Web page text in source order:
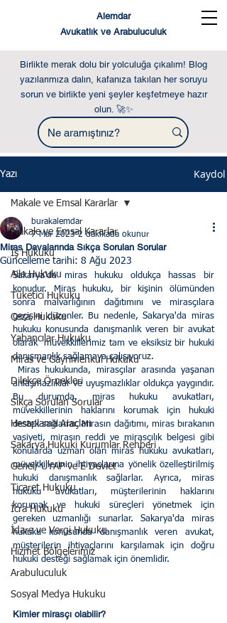
Alemdar
Avukatlık ve Arabuluculuk
Birlikte merak dolu bir yolculuğa çıkalım! Blog
yazılarımıza dalın, kafanıza takılan her soruyu
sorun ve birlikte yeni şeyler keşfetmeye hazır
olun. 🚀✨
Yazı Kaydol
Makale ve Emsal Kararlar
İş Hukuku
Aile Hukuku
Tüketici Hukuku
Ceza Hukuku
Yabancılar Hukuku
Miras ve Gayrimenkul Hukuku
Dilekçe Örnekleri
Sıkça Sorulan Sorular
Hesaplama Araçları
Sakarya Hukuki Kurumlar Rehberi
Genel/ UYAP ve E Devlet
Ticaret Hukuku
İcra Hukuku
İdare ve Vergi Hukuku
Hizmet Bölgelerimiz
Arabuluculuk
Sosyal Medya Hukuku
Makale ve Emsal Kararlar
Miras Davalarında Sıkça Sorulan Sorular
burakalemdar
7 Mar 2023 2 dakikada okunur
Güncelleme tarihi: 8 Ağu 2023
Sakarya'da miras hukuku oldukça hassas bir
konudur. Miras hukuku, bir kişinin ölümünden
sonra malvarlığının dağıtımını ve mirasçılara
geçişini düzenler. Bu nedenle, Sakarya'da miras
hukuku konusunda danışmanlık veren bir avukat
olarak  müvekkillerimiz tam ve eksiksiz bir hukuki
danışmanlık sağlamaya çalışıyoruz.
anlaşmazlıklar ve uyuşmazlıklar oldukça yaygındır.
Bu durumda, miras hukuku avukatları,
müvekkillerinin haklarını korumak için hukuki
destek sağlarlar. Mirasın dağıtımı, miras bırakanın
vasiyeti, mirasın reddi ve mirasçılık belgesi gibi
konularda uzman olan miras hukuku avukatları,
müvekkillerinin ihtiyaçlarına yönelik özelleştirilmiş
hukuki danışmanlık sağlarlar. Ayrıca, miras
hukuku avukatları, müşterilerinin haklarını
korumak ve hukuki süreçleri yönetmek için
gereken uzmanlığı sunarlar. Sakarya'da miras
hukuku konusunda danışmanlık veren avukat,
müşterilerin ihtiyaçlarını karşılamak için doğru
hukuki desteği sağlamak için önemlidir.
Kimler mirasçı olabilir?